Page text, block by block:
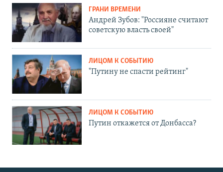
ГРАНИ ВРЕМЕНИ
Андрей Зубов: "Россияне считают
советскую власть своей"
ЛИЦОМ К СОБЫТИЮ
"Путину не спасти рейтинг"
ЛИЦОМ К СОБЫТИЮ
Путин откажется от Донбасса?